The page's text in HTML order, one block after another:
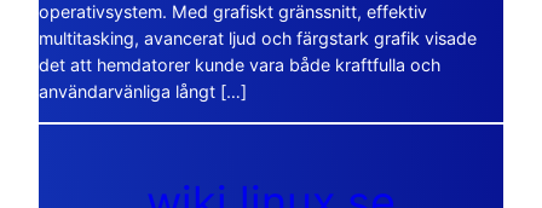
operativsystem. Med grafiskt gränssnitt, effektiv
multitasking, avancerat ljud och färgstark grafik visade
det att hemdatorer kunde vara både kraftfulla och
användarvänliga långt […]